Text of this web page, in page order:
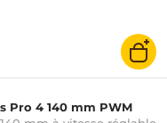
Pro 4 140 mm PWM